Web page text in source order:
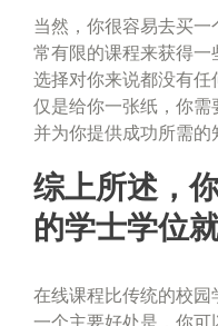
当然，你很容易去买
常有限的课程来获得
选择对你来说都没有
仅是给你一张纸，你需
并为你提供成功所需的
综上所述，
的学士学位
在线课程比传统的校